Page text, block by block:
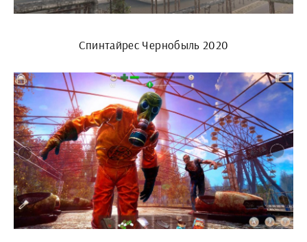
Спинтайрес Чернобыль 2020